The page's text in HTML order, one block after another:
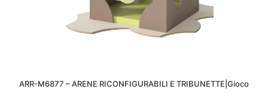
ARR-M6877 – ARENE RICONFIGURABILI E TRIBUNETTE|Gioco